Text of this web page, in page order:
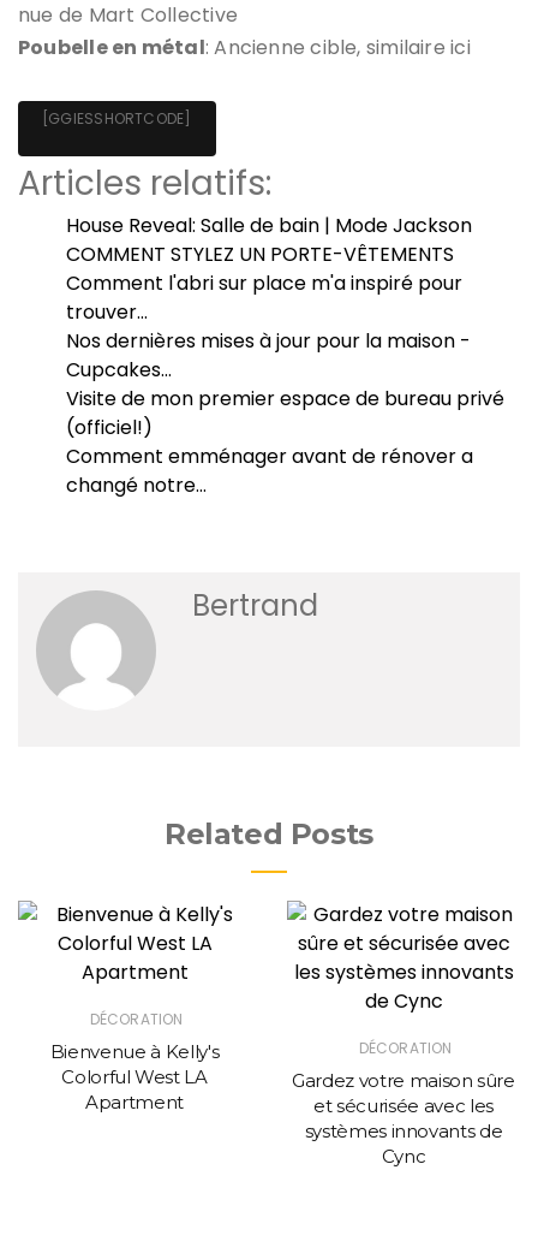
nue de Mart Collective
Poubelle en métal: Ancienne cible, similaire ici
[GGIESSHORTCODE]
Articles relatifs:
House Reveal: Salle de bain | Mode Jackson
COMMENT STYLEZ UN PORTE-VÊTEMENTS
Comment l'abri sur place m'a inspiré pour
trouver…
Nos dernières mises à jour pour la maison -
Cupcakes…
Visite de mon premier espace de bureau privé
(officiel!)
Comment emménager avant de rénover a
changé notre…
Bertrand
Related Posts
DÉCORATION
Bienvenue à Kelly's
Colorful West LA
Apartment
DÉCORATION
Gardez votre maison sûre
et sécurisée avec les
systèmes innovants de
Cync